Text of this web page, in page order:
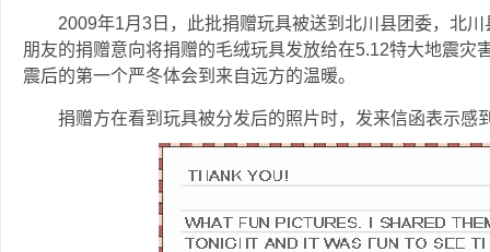
2009年1月3日，此批捐赠玩具被送到北川县团委，北川
朋友的捐赠意向将捐赠的毛绒玩具发放给在5.12特大地震灾
震后的第一个严冬体会到来自远方的温暖。
捐赠方在看到玩具被分发后的照片时，发来信函表示感